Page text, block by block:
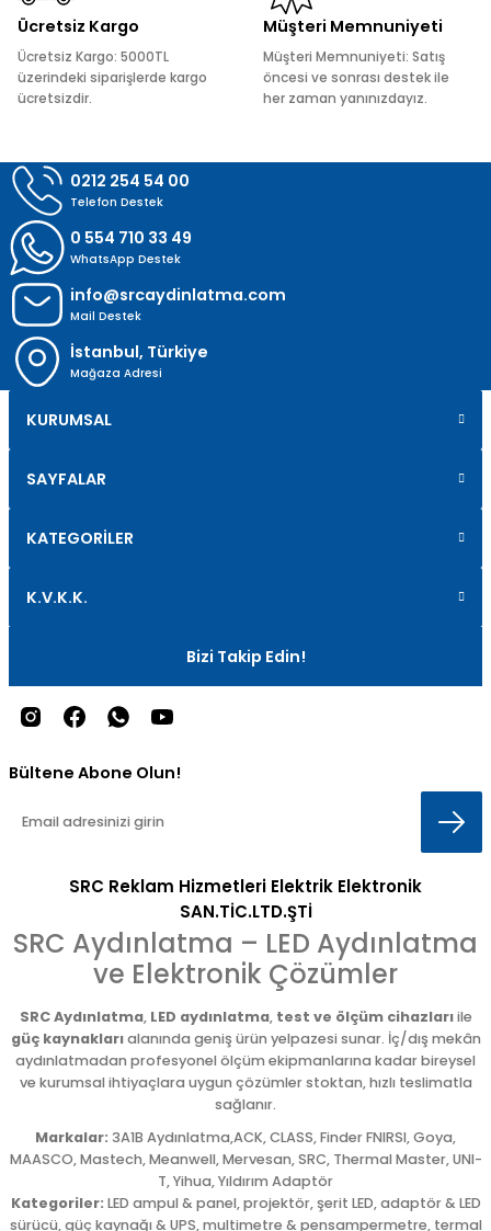
Ücretsiz Kargo
Ücretsiz Kargo: 5000TL
üzerindeki siparişlerde kargo
ücretsizdir.
Müşteri Memnuniyeti
Müşteri Memnuniyeti: Satış
öncesi ve sonrası destek ile
her zaman yanınızdayız.
0212 254 54 00
Telefon Destek
0 554 710 33 49
WhatsApp Destek
info@srcaydinlatma.com
Mail Destek
İstanbul, Türkiye
Mağaza Adresi
KURUMSAL
SAYFALAR
KATEGORİLER
K.V.K.K.
Bizi Takip Edin!
Bültene Abone Olun!
SRC Reklam Hizmetleri Elektrik Elektronik
SAN.TİC.LTD.ŞTİ
SRC Aydınlatma – LED Aydınlatma
ve Elektronik Çözümler
SRC Aydınlatma, LED aydınlatma, test ve ölçüm cihazlarıile
güç kaynaklarıalanında geniş ürün yelpazesi sunar. İç/dış mekân
aydınlatmadan profesyonel ölçüm ekipmanlarına kadar bireysel
ve kurumsal ihtiyaçlara uygun çözümler stoktan, hızlı teslimatla
sağlanır.
Markalar: 3A1B Aydınlatma,ACK, CLASS, Finder FNIRSI, Goya,
MAASCO, Mastech, Meanwell, Mervesan, SRC, Thermal Master, UNI-
T, Yihua, Yıldırım Adaptör
Kategoriler: LED ampul & panel, projektör, şerit LED, adaptör & LED
sürücü, güç kaynağı & UPS, multimetre & pensampermetre, termal